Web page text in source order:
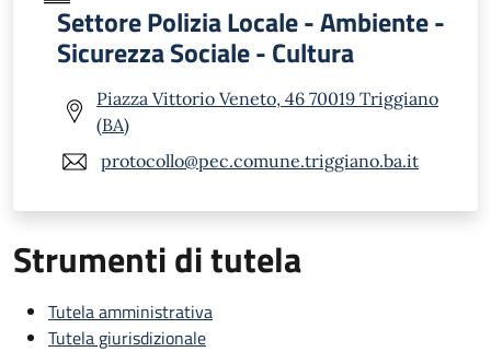
Settore Polizia Locale - Ambiente -
Sicurezza Sociale - Cultura
Piazza Vittorio Veneto, 46 70019 Triggiano
(BA)
protocollo@pec.comune.triggiano.ba.it
Strumenti di tutela
Tutela amministrativa
Tutela giurisdizionale